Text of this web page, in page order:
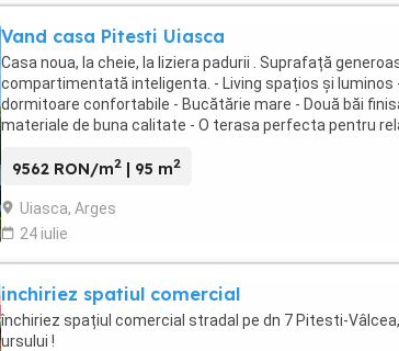
Vand casa Pitesti Uiasca
Casa noua, la cheie, la liziera padurii . Suprafață
compartimentată inteligenta. - Living spațios și luminos
dormitoare confortabile - Bucătărie mare - Două băi
materiale de buna calitate - O terasa perfecta pentru
9562 RON/m2 | 95 m2
Uiasca, Arges
24 iulie
inchiriez spatiul comercial
închiriez spațiul comercial stradal pe dn 7 Pitesti-
ursului !